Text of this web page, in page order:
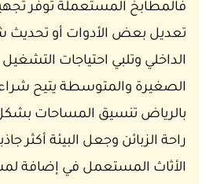
فالمطابخ المستعملة توفر
تعديل بعض الأدوات أو تحديث
الداخلي وتلبي احتياجات
الصغيرة والمتوسطة يتيح
بالرياض تنسيق المساحات
راحة الزبائن وجعل البيئة أكثر
الأثاث المستعمل في إضافة